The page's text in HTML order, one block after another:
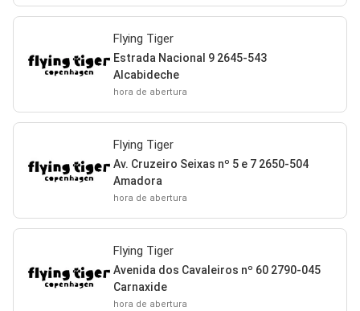
Flying Tiger
Estrada Nacional 9 2645-543
Alcabideche
hora de abertura
Flying Tiger
Av. Cruzeiro Seixas nº 5 e 7 2650-504
Amadora
hora de abertura
Flying Tiger
Avenida dos Cavaleiros nº 60 2790-045
Carnaxide
hora de abertura